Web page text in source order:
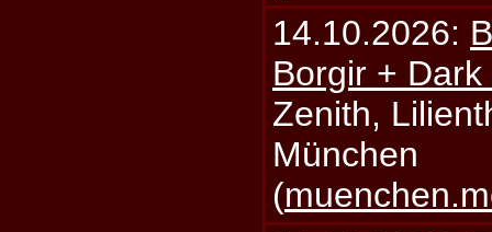
14.10.2026:
Borgir +
Zenith,
München
(